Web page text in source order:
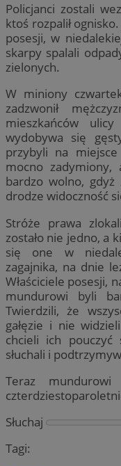
Policjanci zostali
ktoś rozpalił
posesji, w
skarpy spalali
zielonych.
W miniony
zadzwonił
mieszkańców
wydobywa się
przybyli na
mocno
bardzo wolno,
drodze widoczność
Stróże prawa
zostało nie jedno, a
się one w
zagajnika, na dnie
Właściciele posesji,
mundurowi byli
Twierdzili, że
gałęzie i nie
chcieli ich
słuchali i
Teraz
Słuchaj
Tagi: